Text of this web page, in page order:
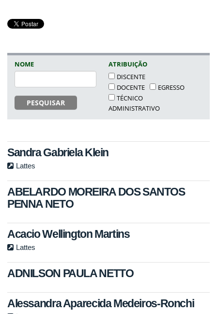
NOME
PESQUISAR
ATRIBUIÇÃO
DISCENTE
DOCENTE
EGRESSO
TÉCNICO
ADMINISTRATIVO
Sandra Gabriela Klein
Lattes
ABELARDO MOREIRA DOS SANTOS
PENNA NETO
Acacio Wellington Martins
Lattes
ADNILSON PAULA NETTO
Alessandra Aparecida Medeiros-Ronchi